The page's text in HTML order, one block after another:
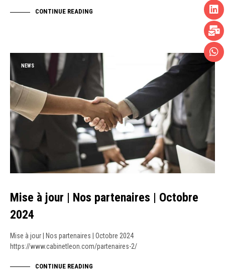
CONTINUE READING
NEWS
Mise à jour | Nos partenaires | Octobre
2024
Mise à jour | Nos partenaires | Octobre 2024
https://www.cabinetleon.com/partenaires-2/
CONTINUE READING